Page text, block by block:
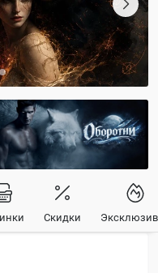
Скидки